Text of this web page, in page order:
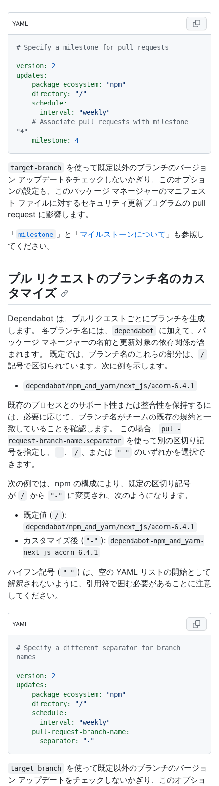
YAML
# Specify a milestone for pull requests
version:
2
updates:
-
package-ecosystem:
"npm"
directory:
"/"
schedule:
interval:
"weekly"
# Associate pull requests with milestone
"4"
milestone:
4
target-branch
を使って既定以外のブランチのバージョ
ン アップデートをチェックしないかぎり、このオプショ
ンの設定も、このパッケージ マネージャーのマニフェス
ト ファイルに対するセキュリティ更新プログラムの pull
request に影響します。
「 milestone 」と「マイルストーンについて 」も参照し
てください。
プル リクエストのブランチ名のカス
タマイズ
Dependabot は、プルリクエストごとにブランチを生成
します。 各ブランチ名には、
dependabot
に加えて、パ
ッケージ マネージャーの名前と更新対象の依存関係が含
まれます。 既定では、ブランチ名のこれらの部分は、
/
記号で区切られています。次に例を示します。
dependabot/npm_and_yarn/next_js/acorn-6.4.1
既存のプロセスとのサポート性または整合性を保持するに
は、必要に応じて、ブランチ名がチームの既存の規約と一
致していることを確認します。 この場合、
pull-
request-branch-name.separator
を使って別の区切り記
号を指定し、
/ 、または "-"
のいずれかを選択で
きます。
次の例では、npm の構成により、既定の区切り記号
が
/ から "-"
に変更され、次のようになります。
既定値 ( / ):
dependabot/npm_and_yarn/next_js/acorn-6.4.1
カスタマイズ後 ( "-" ):
dependabot-npm_and_yarn-
next_js-acorn-6.4.1
ハイフン記号 ( "-" ) は、空の YAML リストの開始として
解釈されないように、引用符で囲む必要があることに注意
してください。
YAML
# Specify a different separator for branch
names
version:
2
updates:
-
package-ecosystem:
"npm"
directory:
"/"
schedule:
interval:
"weekly"
pull-request-branch-name:
separator:
"-"
target-branch
を使って既定以外のブランチのバージョ
ン アップデートをチェックしないかぎり、このオプショ